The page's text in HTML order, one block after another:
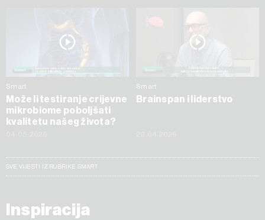
Smart
Može li testiranje crijevne
mikrobiome poboljšati
kvalitetu našeg života?
Smart
Brainspan i liderstvo
SVE VIJESTI IZ RUBRIKE SMART
Inspiracija